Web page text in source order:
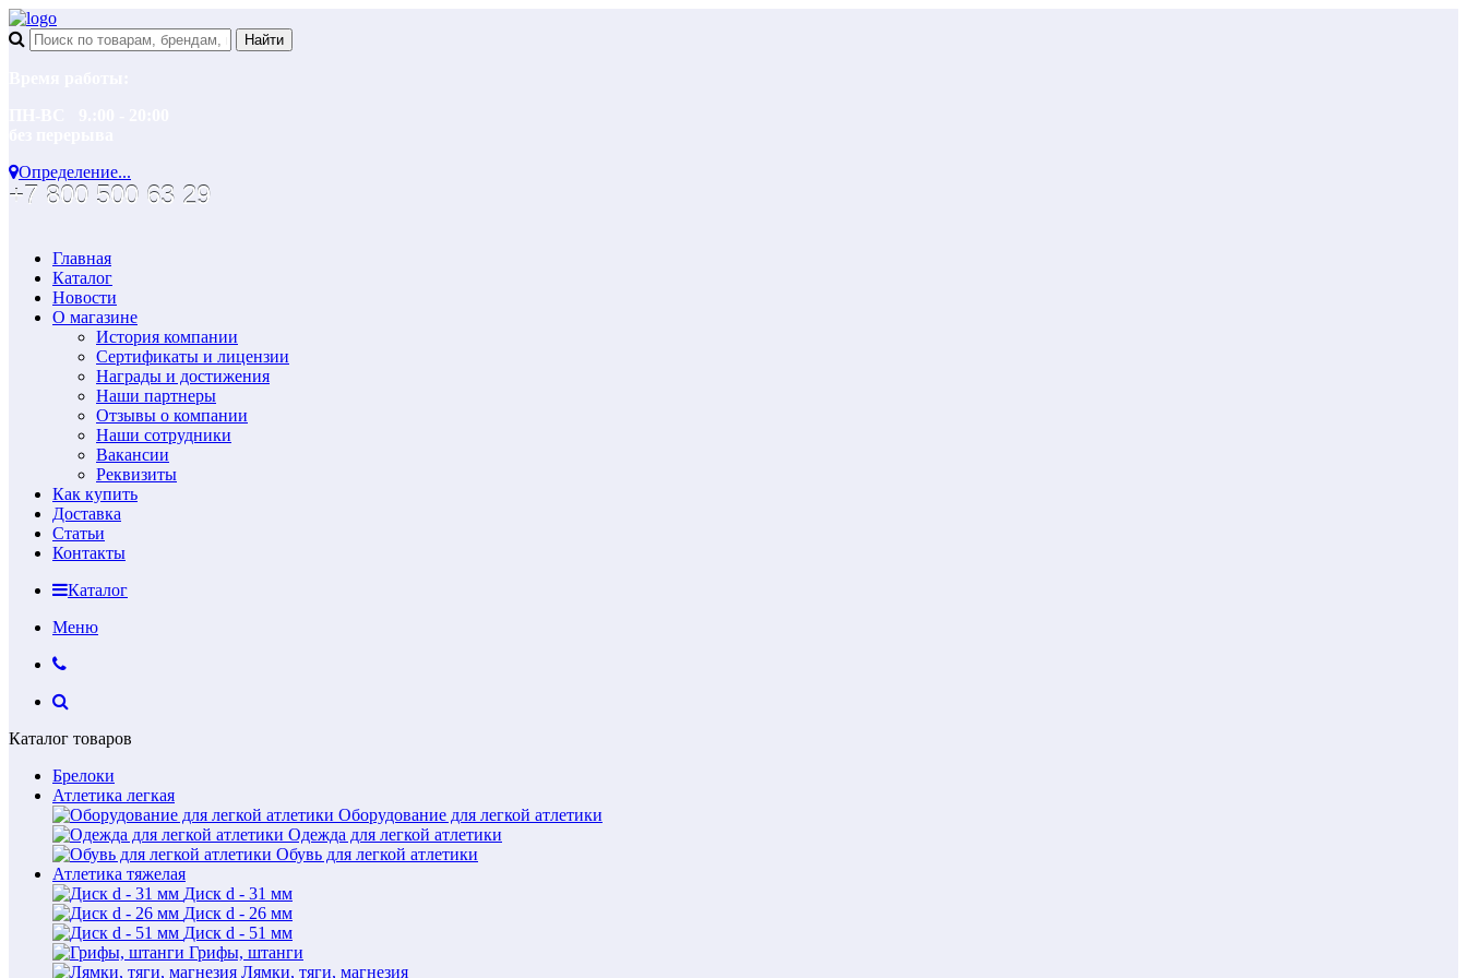
Определение...
+7 800 500 63 29
Главная
Каталог
Новости
О магазине
История компании
Сертификаты и лицензии
Награды и достижения
Наши партнеры
Отзывы о компании
Наши сотрудники
Вакансии
Реквизиты
Как купить
Доставка
Статьи
Контакты
Каталог
Меню
Каталог товаров
Брелоки
Атлетика легкая
Оборудование для легкой атлетики
Одежда для легкой атлетики
Обувь для легкой атлетики
Атлетика тяжелая
Диск d - 31 мм
Диск d - 26 мм
Диск d - 51 мм
Грифы, штанги
Лямки, тяги, магнезия